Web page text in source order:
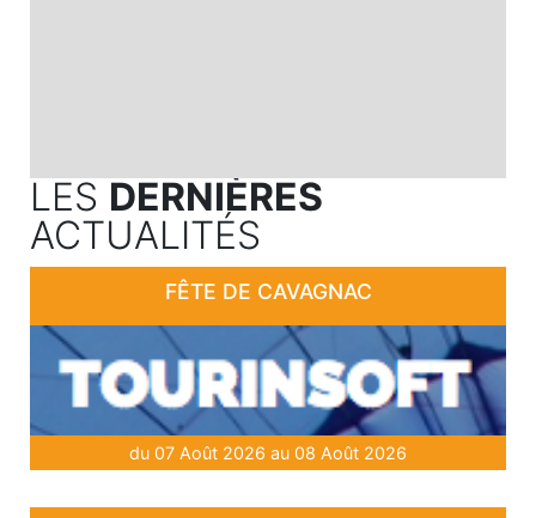
LES DERNIÈRES
ACTUALITÉS
FÊTE DE CAVAGNAC
du 07 Août 2026 au 08 Août 2026